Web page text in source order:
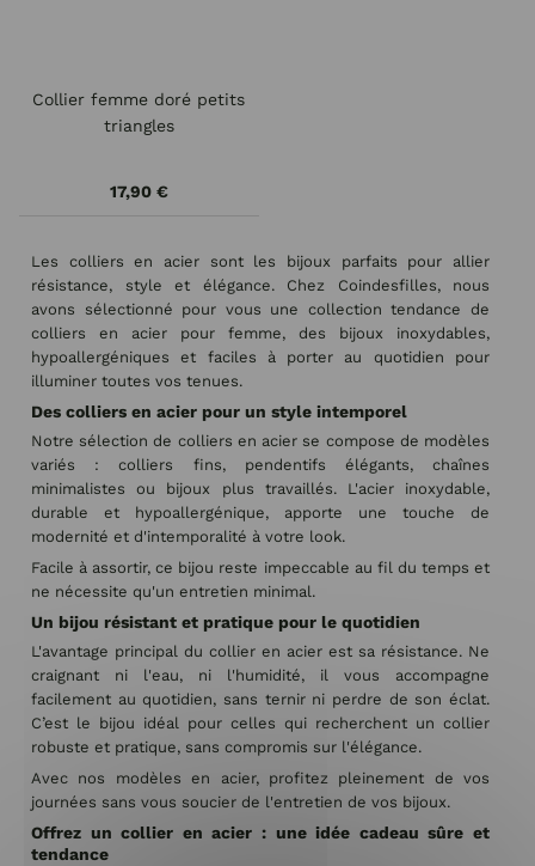
Collier femme doré petits
triangles
17,90 €
Les colliers en acier sont les bijoux parfaits pour allier
résistance, style et élégance. Chez Coindesfilles, nous
avons sélectionné pour vous une collection tendance de
colliers en acier pour femme, des bijoux inoxydables,
hypoallergéniques et faciles à porter au quotidien pour
illuminer toutes vos tenues.
Des colliers en acier pour un style intemporel
Notre sélection de colliers en acier se compose de modèles
variés : colliers fins, pendentifs élégants, chaînes
minimalistes ou bijoux plus travaillés. L'acier inoxydable,
durable et hypoallergénique, apporte une touche de
modernité et d'intemporalité à votre look.
Facile à assortir, ce bijou reste impeccable au fil du temps et
ne nécessite qu'un entretien minimal.
Un bijou résistant et pratique pour le quotidien
L'avantage principal du collier en acier est sa résistance. Ne
craignant ni l'eau, ni l'humidité, il vous accompagne
facilement au quotidien, sans ternir ni perdre de son éclat.
C’est le bijou idéal pour celles qui recherchent un collier
robuste et pratique, sans compromis sur l'élégance.
Avec nos modèles en acier, profitez pleinement de vos
journées sans vous soucier de l'entretien de vos bijoux.
Offrez un collier en acier : une idée cadeau sûre et
tendance